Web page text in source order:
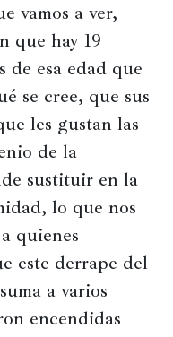
vamos a ver,
que hay 19
de esa edad que
se cree, que sus
les gustan las
de la
sustituir en la
lo que nos
quienes
este derrape del
a varios
encendidas